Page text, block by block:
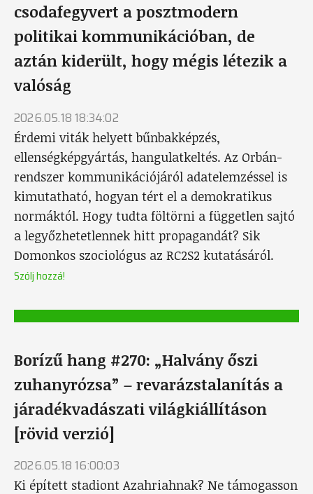
csodafegyvert a posztmodern
politikai kommunikációban, de
aztán kiderült, hogy mégis létezik a
valóság
2026.05.18 18:34:02
Érdemi viták helyett bűnbakképzés,
ellenségképgyártás, hangulatkeltés. Az Orbán-
rendszer kommunikációjáról adatelemzéssel is
kimutatható, hogyan tért el a demokratikus
normáktól. Hogy tudta föltörni a független sajtó
a legyőzhetetlennek hitt propagandát? Sik
Domonkos szociológus az RC2S2 kutatásáról.
Szólj hozzá!
Borízű hang #270: „Halvány őszi
zuhanyrózsa” – revarázstalanítás a
járadékvadászati világkiállításon
[rövid verzió]
2026.05.18 16:00:03
Ki épített stadiont Azahriahnak? Ne támogasson